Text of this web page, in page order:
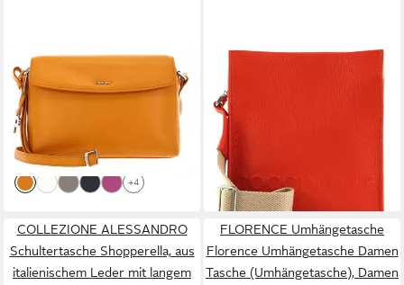
PICARD
Umhängetasche Crossbody
Bag, aus echtem Rindsleder
160,65 €
-15%
lieferbar - in 2-3 Werktagen bei dir
+4
COCCINELLE
Umhängetasche Crossbody
Bag Grained Leather, aus
echtem Rindsleder
248,00 €
lieferbar - in 2-3 Werktagen bei dir
COLLEZIONE ALESSANDRO
Schultertasche Shopperella, aus
italienischem Leder mit langem
FLORENCE Umhängetasche
Florence Umhängetasche Damen
Tasche (Umhängetasche), Damen